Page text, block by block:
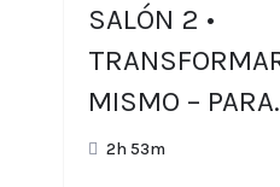
SALÓN 2 •
MISMO – PARA
2h 53m